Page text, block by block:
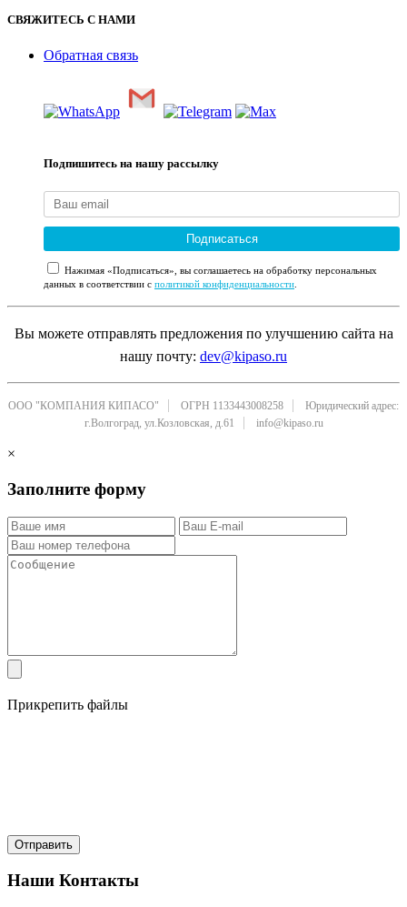
СВЯЖИТЕСЬ С НАМИ
Обратная связь
Подпишитесь на нашу рассылку
Подписаться
Нажимая «Подписаться», вы соглашаетесь на обработку персональных
данных в соответствии с политикой конфиденциальности
Вы можете отправлять предложения по улучшению сайта на
нашу почту: dev@kipaso.ru
ООО "КОМПАНИЯ КИПАСО" ОГРН 1133443008258
Юридический адрес:
г.Волгоград, ул.Козловская, д.61
info@kipaso.ru
×
Заполните форму
Прикрепить файлы
Наши Контакты